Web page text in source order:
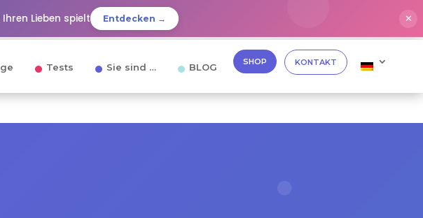
Lieben spielt Entdecken → ✕
Tests Sie sind … BLOG SHOP KONTAKT